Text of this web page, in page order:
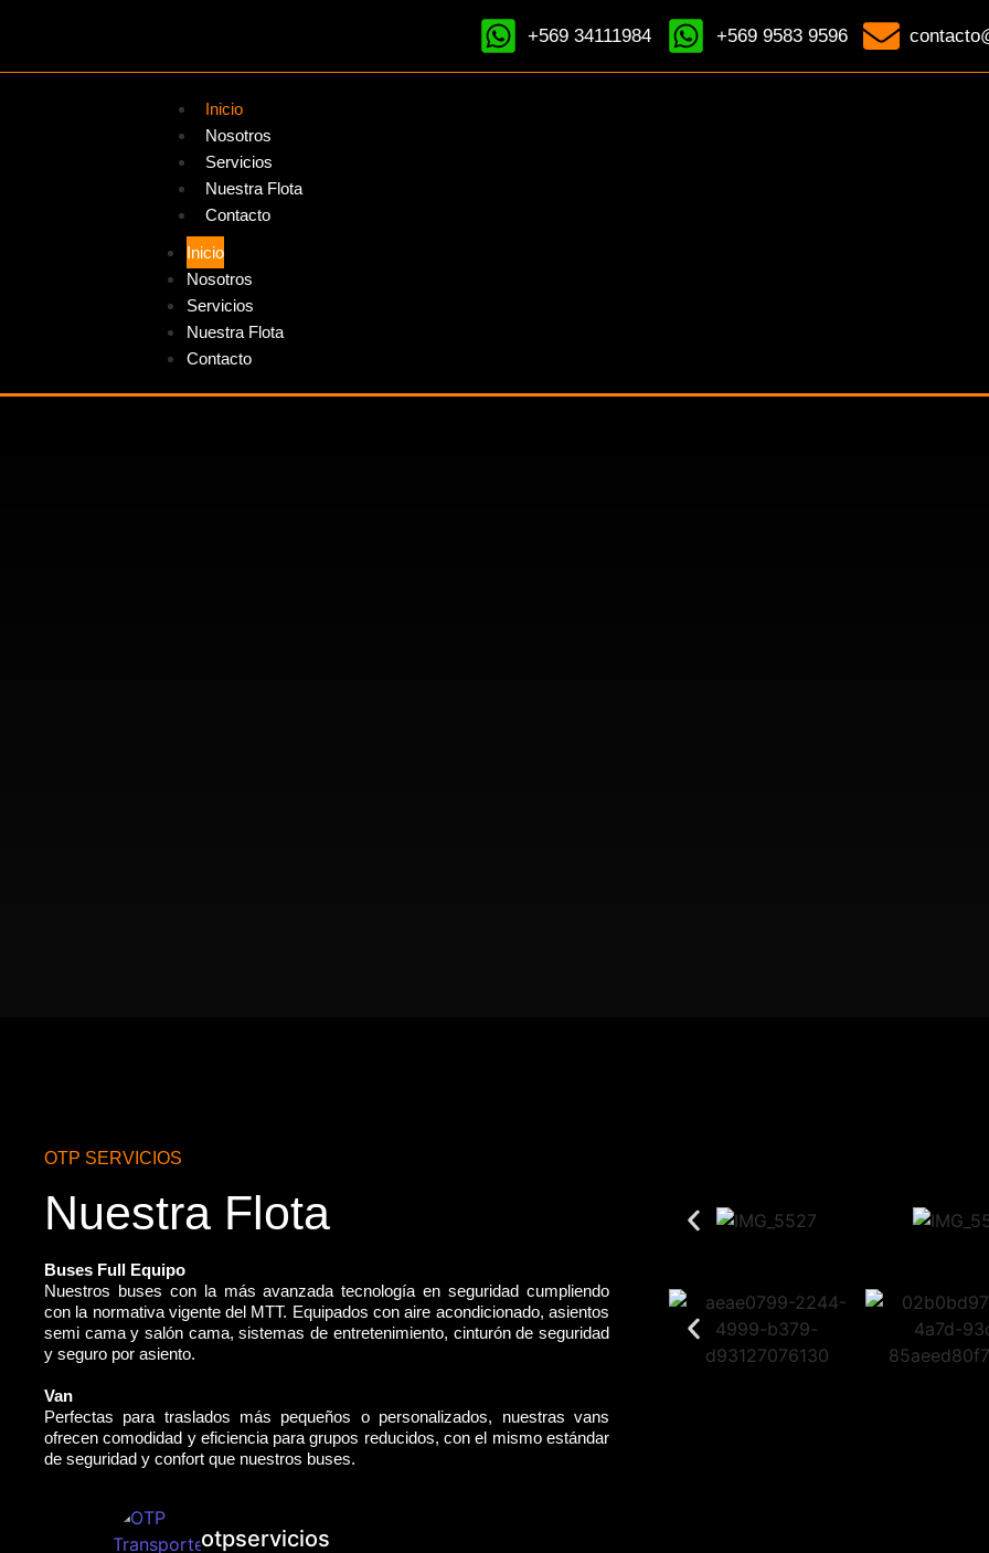
+569 34111984 +569 9583 9596
Inicio
Nosotros
Servicios
Nuestra Flota
Contacto
Inicio
Nosotros
Servicios
Nuestra Flota
Contacto
OTP SERVICIOS
Nuestra Flota
Buses Full Equipo
Nuestros buses con la más avanzada tecnología en seguridad cumpliendo
con la normativa vigente del MTT. Equipados con aire acondicionado, asientos
semi cama y salón cama, sistemas de entretenimiento, cinturón de seguridad
y seguro por asiento.
Van
Perfectas para traslados más pequeños o personalizados, nuestras vans
ofrecen comodidad y eficiencia para grupos reducidos, con el mismo estándar
de seguridad y confort que nuestros buses.
otpservicios